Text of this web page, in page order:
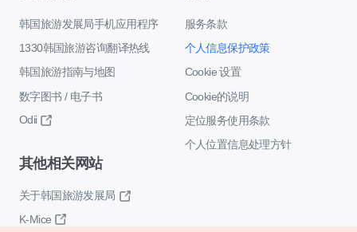
韩国旅游发展局手机应用程序
1330韩国旅游咨询翻译热线
韩国旅游指南与地图
数字图书 / 电子书
Odii
服务条款
个人信息保护政策
Cookie 设置
Cookie的说明
定位服务使用条款
个人位置信息处理方针
其他相关网站
关于韩国旅游发展局
K-Mice